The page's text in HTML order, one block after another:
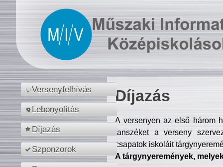
Versenyfelhívás
Lebonyolítás
Díjazás
Szponzorok
Díjazás
A versenyen az első három
tanszéket a verseny
csapatok iskoláit
A tárgynyeremények,